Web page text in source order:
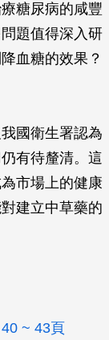
糖尿病的咸豐
題值得深入研
血糖的效果？
國衛生署認為
有待釐清。這
市場上的健康
建立中草藥的
~ 43頁